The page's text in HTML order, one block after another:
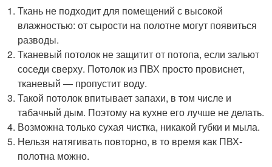
Ткань не подходит для помещений с высокой
влажностью: от сырости на полотне могут появиться
разводы.
Тканевый потолок не защитит от потопа, если зальют
соседи сверху. Потолок из ПВХ просто провиснет,
тканевый — пропустит воду.
Такой потолок впитывает запахи, в том числе и
табачный дым. Поэтому на кухне его лучше не делать.
Возможна только сухая чистка, никакой губки и мыла.
Нельзя натягивать повторно, в то время как ПВХ-
полотна можно.